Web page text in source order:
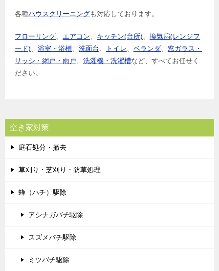
各種ハウスクリーニングも対応しております。
フローリング、 エアコン、 キッチン(台所)、 換気扇(レンジフ
ード)、 浴室・浴槽、 洗面台、 トイレ、 ベランダ、 窓ガラス・
サッシ・網戸・雨戸、 洗濯機・洗濯槽など、すべてお任せく
ださい。
空き家対策
庭石処分・撤去
草刈り・芝刈り・防草処理
蜂（ハチ）駆除
アシナガバチ駆除
スズメバチ駆除
ミツバチ駆除